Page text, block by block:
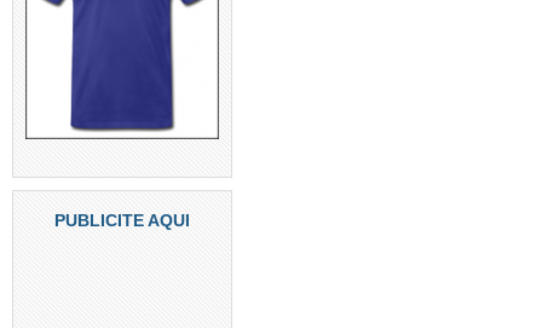
PUBLICITE AQUI